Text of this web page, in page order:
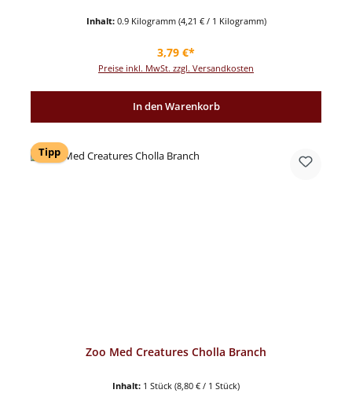
Inhalt: 0.9 Kilogramm (4,21 € / 1 Kilogramm)
Regulärer Preis:
3,79 €*
Preise inkl. MwSt. zzgl. Versandkosten
In den Warenkorb
Tipp
Zoo Med Creatures Cholla Branch
Inhalt: 1 Stück (8,80 € / 1 Stück)